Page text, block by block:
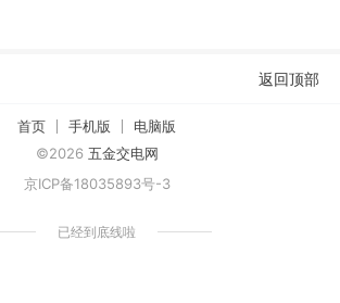
返回顶部
首页 手机版
电脑版
©2026 五金交电网
京ICP备18035893号-3
已经到底线啦